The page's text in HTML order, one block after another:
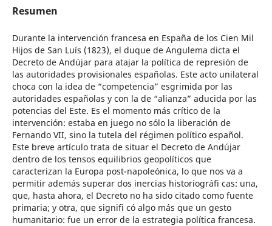
Resumen
Durante la intervención francesa en España de los Cien Mil
Hijos de San Luís (1823), el duque de Angulema dicta el
Decreto de Andújar para atajar la política de represión de
las autoridades provisionales españolas. Este acto unilateral
choca con la idea de “competencia” esgrimida por las
autoridades españolas y con la de “alianza” aducida por las
potencias del Este. Es el momento más crítico de la
intervención: estaba en juego no sólo la liberación de
Fernando VII, sino la tutela del régimen político español.
Este breve artículo trata de situar el Decreto de Andújar
dentro de los tensos equilibrios geopolíticos que
caracterizan la Europa post-napoleónica, lo que nos va a
permitir además superar dos inercias historiográfi cas: una,
que, hasta ahora, el Decreto no ha sido citado como fuente
primaria; y otra, que signifi có algo más que un gesto
humanitario: fue un error de la estrategia política francesa.